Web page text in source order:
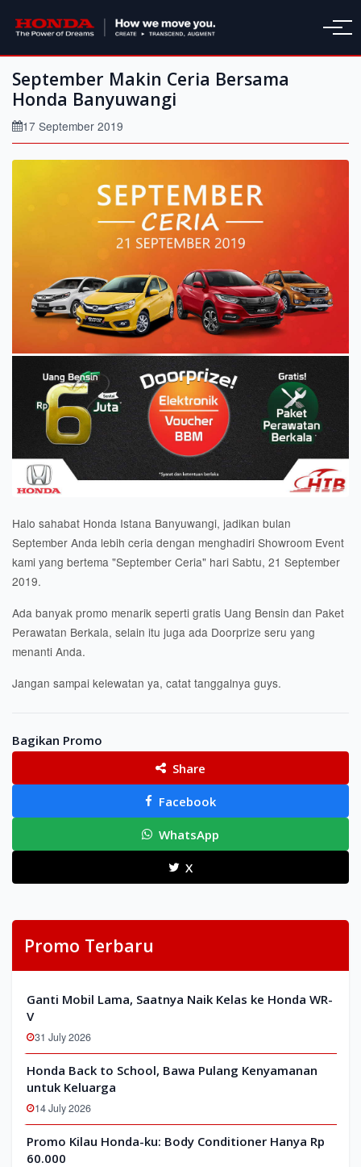
September Makin Ceria Bersama
Honda Banyuwangi
17 September 2019
Halo sahabat Honda Istana Banyuwangi, jadikan bulan
September Anda lebih ceria dengan menghadiri Showroom Event
kami yang bertema "September Ceria" hari Sabtu, 21 September
2019.
Ada banyak promo menarik seperti gratis Uang Bensin dan Paket
Perawatan Berkala, selain itu juga ada Doorprize seru yang
menanti Anda.
Jangan sampai kelewatan ya, catat tanggalnya guys.
Bagikan Promo
Share
Facebook
WhatsApp
X
Promo Terbaru
Ganti Mobil Lama, Saatnya Naik Kelas ke Honda WR-
V
31 July 2026
Honda Back to School, Bawa Pulang Kenyamanan
untuk Keluarga
14 July 2026
Promo Kilau Honda-ku: Body Conditioner Hanya Rp
60.000